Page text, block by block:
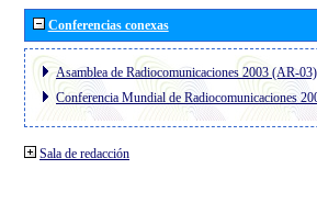
Conferencias conexas
Asamblea de Radiocomunicaciones 2003 (AR-03)
Conferencia Mundial de Radiocomunicaciones
Sala de redacción